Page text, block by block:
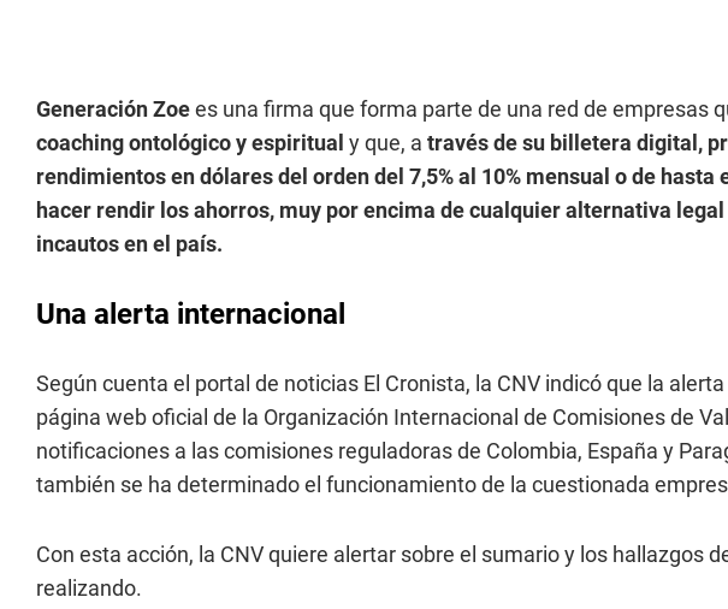
Generación Zoees una firma que forma parte de una red de empresas
coaching ontológico y espiritual y que, a través de su billetera digital,
rendimientos en dólares del orden del 7,5% al 10% mensual o de hasta
hacer rendir los ahorros, muy por encima de cualquier alternativa
incautos en el país.
Una alerta internacional
Según cuenta el portal de noticias El Cronista, la CNV indicó que la
página web oficial de la Organización Internacional de Comisiones de
notificaciones a las comisiones reguladoras de Colombia, España y
también se ha determinado el funcionamiento de la cuestionada
Con esta acción, la CNV quiere alertar sobre el sumario y los hallazgos
realizando.